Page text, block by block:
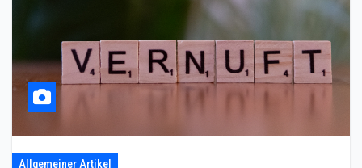
Allgemeiner Artikel